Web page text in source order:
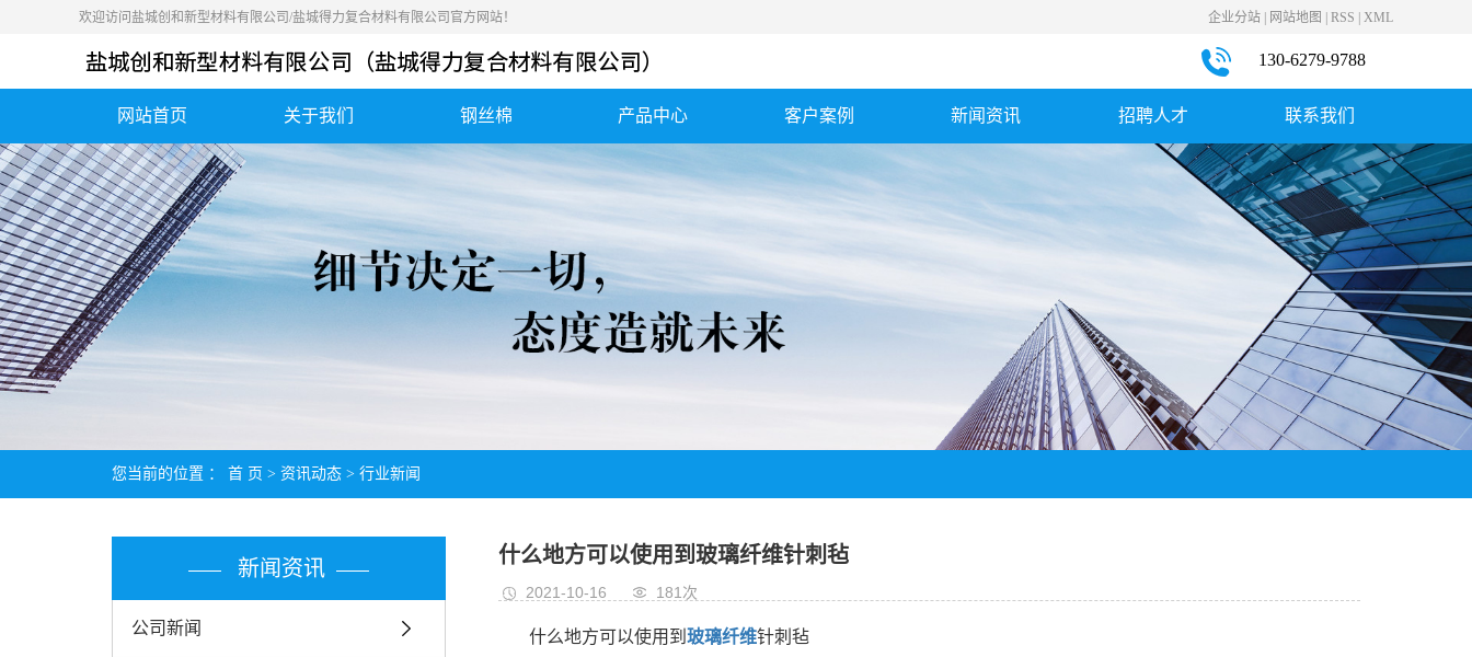
欢迎访问盐城创和新型材料有限公司/盐城得力复合材料有限公司官方网站！ 企业分站 | 网站地图 | RSS | XML
130-6279-9788
网站首页 关于我们
公司简介
营业执照
荣誉资质
钢丝棉 产品中心
钢丝棉
高硅氧毡、气凝胶毡
消音棉、消声器...
陶瓷纤维纸、陶...
玻璃纤维布、硅胶布
石墨衬垫
客户案例
应用案例
发货案例
新闻资讯
行业新闻
常见问题
招聘人才
社会招聘
联系我们
联系我们
您当前的位置 ： 首 页 > 资讯动态 > 行业新闻
新闻资讯
公司新闻
什么地方可以使用到玻璃纤维针刺毡
2021-10-16 181次
什么地方可以使用到 玻璃纤维针刺毡